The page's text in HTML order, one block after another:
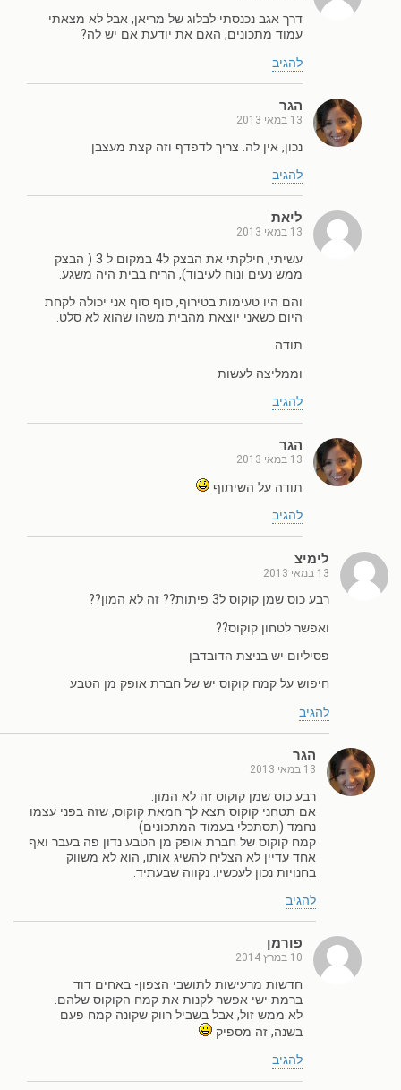
דרך אגב נכנסתי לבלוג של מריאן, אבל לא מצאתי
עמוד מתכונים, האם את יודעת אם יש לה?
להגיב
הגר
13 במאי 2013
נכון, אין לה. צריך לדפדף וזה קצת מעצבן
להגיב
ליאת
13 במאי 2013
עשיתי, חילקתי את הבצק ל4 במקום ל 3 ( הבצק
ממש נעים ונוח לעיבוד), הריח בבית היה משגע.
והם היו טעימות בטירוף, סוף סוף אני יכולה לקחת
היום כשאני יוצאת מהבית משהו שהוא לא סלט.
תודה
וממליצה לעשות
להגיב
הגר
13 במאי 2013
תודה על השיתוף
להגיב
לימיצ
13 במאי 2013
רבע כוס שמן קוקוס ל3 פיתות?? זה לא המון??
ואפשר לטחון קוקוס??
פסיליום יש בניצת הדובדבן
חיפוש על קמח קוקוס יש של חברת אופק מן הטבע
להגיב
הגר
13 במאי 2013
רבע כוס שמן קוקוס זה לא המון.
אם תטחני קוקוס תצא לך חמאת קוקוס, שזה בפני עצמו
נחמד (תסתכלי בעמוד המתכונים)
קמח קוקוס של חברת אופק מן הטבע נדון פה בעבר ואף
אחד עדיין לא הצליח להשיג אותו, הוא לא משווק
בחנויות נכון לעכשיו. נקווה שבעתיד.
להגיב
פורמן
10 במרץ 2014
חדשות מרעישות לתושבי הצפון- באחים דוד
ברמת ישי אפשר לקנות את קמח הקוקוס שלהם.
לא ממש זול, אבל בשביל רווק שקונה קמח פעם
בשנה, זה מספיק
להגיב